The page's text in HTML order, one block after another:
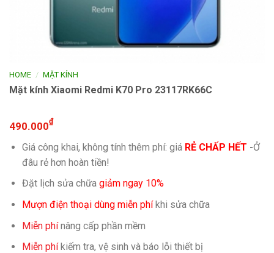
HOME / MẶT KÍNH
Mặt kính Xiaomi Redmi K70 Pro 23117RK66C
490.000₫
Giá công khai, không tính thêm phí: giá RẺ CHẤP HẾT -Ở
đâu rẻ hơn hoàn tiền!
Đặt lịch sửa chữa giảm ngay 10%
Mượn điện thoại dùng miễn phíkhi sửa chữa
Miễn phínâng cấp phần mềm
Miễn phíkiếm tra, vệ sinh và báo lỗi thiết bị